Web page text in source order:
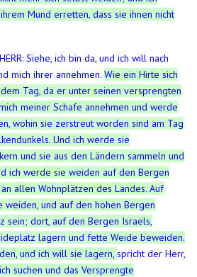
Mund erretten, dass sie ihnen nicht
Siehe, ich bin da, und ich will nach
mich ihrer annehmen.Wie ein Hirte sich
Tag, da er unter seinen versprengten
meiner Schafe annehmen und werde
wohin sie zerstreut worden sind am Tag
Und ich werde sie
und sie aus den Ländern sammeln und
ich werde sie weiden auf den Bergen
allen Wohnplätzen des Landes.Auf
und auf den hohen Bergen
sein; dort, auf den Bergen Israels,
lagern und fette Weide beweiden.
und ich will sie lagern,spricht der Herr,
suchen und das Versprengte